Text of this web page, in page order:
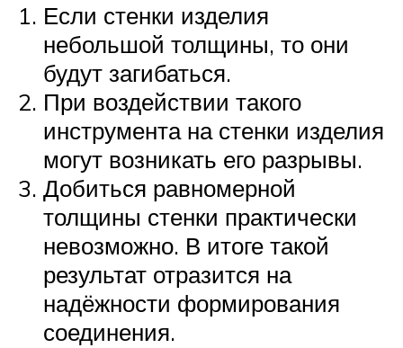
Если стенки изделия
небольшой толщины, то они
будут загибаться.
При воздействии такого
инструмента на стенки изделия
могут возникать его разрывы.
Добиться равномерной
толщины стенки практически
невозможно. В итоге такой
результат отразится на
надёжности формирования
соединения.